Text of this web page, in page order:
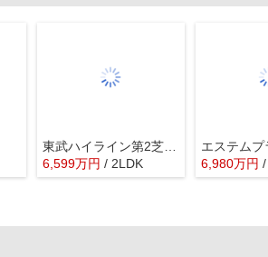
東武ハイライン第2芝虎ノ門
6,599万円 / 2LDK
エステム
6,980万円